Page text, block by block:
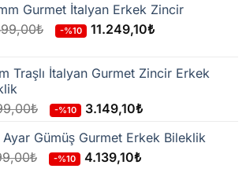
teslim edildikten sonra
çoğunlukla
1–3 iş günü
içinde
ulaşır.
ve üzerisiparişlerde kargo
dir.
siparişlerde sabit kargo ücreti
Gurmet İtalyan Erkek Zincir
₺ -%10 11.249,10₺
Traşlı İtalyan Gurmet Zincir Erkek
₺ -%10 3.149,10₺
Gümüş Gurmet Erkek Bileklik
₺ -%10 4.139,10₺